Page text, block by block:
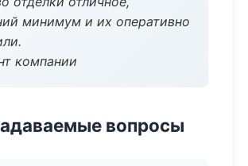
минимум и их оперативно
компании
вопросы